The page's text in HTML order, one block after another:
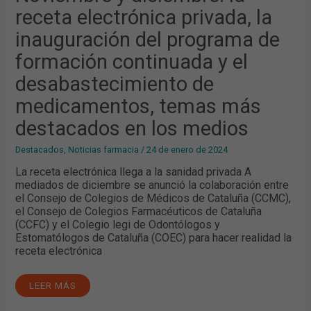
receta electrónica privada, la
inauguración del programa de
formación continuada y el
desabastecimiento de
medicamentos, temas más
destacados en los medios
Destacados, Noticias farmacia /24 de enero de 2024
La receta electrónica llega a la sanidad privada A
mediados de diciembre se anunció la colaboración entre
el Consejo de Colegios de Médicos de Cataluña (CCMC),
el Consejo de Colegios Farmacéuticos de Cataluña
(CCFC) y el Colegio legi de Odontólogos y
Estomatólogos de Cataluña (COEC) para hacer realidad la
receta electrónica
LEER MÁS